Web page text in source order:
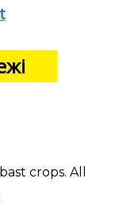
crops. All